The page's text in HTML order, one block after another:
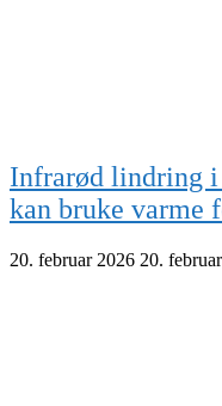
Infrarød lindring i
kan bruke varme
20. februar 2026 20.